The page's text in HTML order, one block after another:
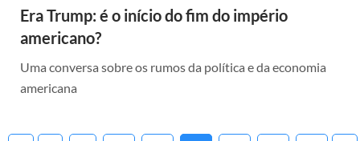
Era Trump: é o início do fim do império
americano?
Uma conversa sobre os rumos da política e da economia
americana